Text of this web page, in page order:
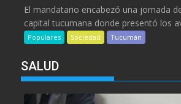
El mandatario encabezó una jornada
capital tucumana donde presentó los
Populares Sociedad Tucumán
SALUD